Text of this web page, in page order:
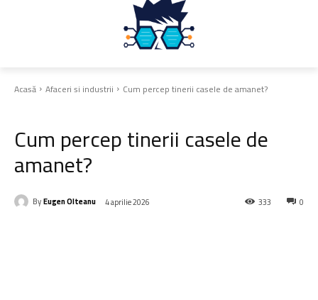
Acasă Afaceri si industrii Cum percep tinerii casele de amanet?
Cum percep tinerii casele de
amanet?
ByEugen Olteanu 4 aprilie 2026 0
333